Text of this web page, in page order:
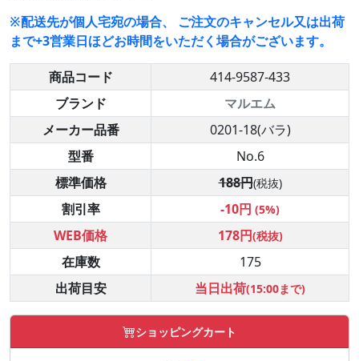
※配送先が個人宅宛の場合、 ご注文のキャンセル又は出荷
まで+3営業日ほどお時間をいただく場合がございます。
商品コード
414-9587-433
ブランド
マルエム
メーカー品番
0201-18(バラ)
型番
No.6
標準価格
188円(税抜)
割引率 -10円 (5%)
WEB価格 178円(税抜)
在庫数
175
出荷目安
当日出荷(15:00まで)
ショッピングカート